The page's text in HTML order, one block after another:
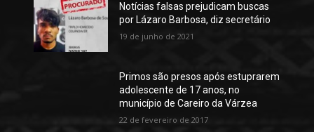
Notícias falsas prejudicam buscas
por Lázaro Barbosa, diz secretário
19 de junho de 2021
Primos são presos após estuprarem
adolescente de 17 anos, no
município de Careiro da Várzea
22 de fevereiro de 2017